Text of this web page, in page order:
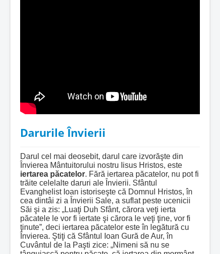
Darurile Învierii
Darul cel mai deosebit, darul care izvorăşte din
Învierea Mântuitorului nostru Iisus Hristos, este
iertarea păcatelor. Fără iertarea păcatelor, nu pot fi
trăite celelalte daruri ale Învierii. Sfântul
Evanghelist Ioan istoriseşte că Domnul Hristos, în
cea dintâi zi a Învierii Sale, a suflat peste ucenicii
Săi şi a zis: „Luaţi Duh Sfânt, cărora veţi ierta
păcatele le vor fi iertate şi cărora le veţi ţine, vor fi
ţinute”, deci iertarea păcatelor este în legătură cu
Învierea. Ştiţi că Sfântul Ioan Gură de Aur, în
Cuvântul de la Paşti zice: „Nimeni să nu se